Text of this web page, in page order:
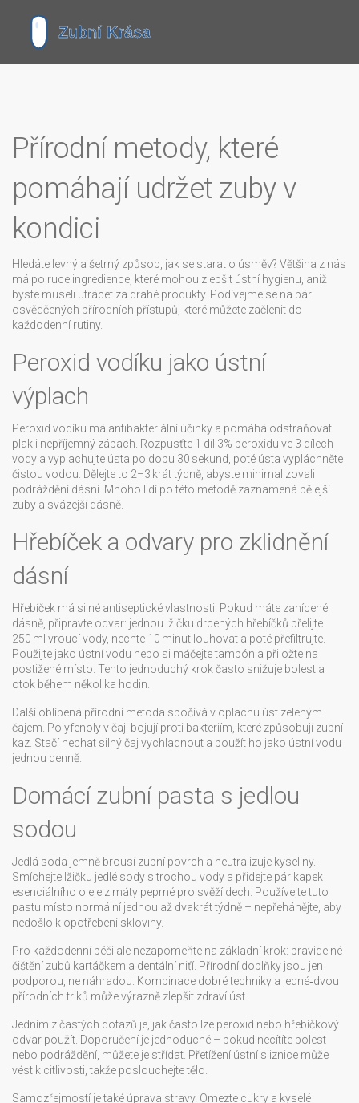
Přírodní metody, které
pomáhají udržet zuby v
kondici
Hledáte levný a šetrný způsob, jak se starat o úsměv? Většina z nás
má po ruce ingredience, které mohou zlepšit ústní hygienu, aniž
byste museli utrácet za drahé produkty. Podívejme se na pár
osvědčených přírodních přístupů, které můžete začlenit do
každodenní rutiny.
Peroxid vodíku jako ústní
výplach
Peroxid vodíku má antibakteriální účinky a pomáhá odstraňovat
plak i nepříjemný zápach. Rozpusťte 1 díl 3% peroxidu ve 3 dílech
vody a vyplachujte ústa po dobu 30 sekund, poté ústa vypláchněte
čistou vodou. Dělejte to 2–3 krát týdně, abyste minimalizovali
podráždění dásní. Mnoho lidí po této metodě zaznamená bělejší
zuby a svázejší dásně.
Hřebíček a odvary pro zklidnění
dásní
Hřebíček má silné antiseptické vlastnosti. Pokud máte zanícené
dásně, připravte odvar: jednou lžičku drcených hřebíčků přelijte
250 ml vroucí vody, nechte 10 minut louhovat a poté přefiltrujte.
Použijte jako ústní vodu nebo si máčejte tampón a přiložte na
postižené místo. Tento jednoduchý krok často snižuje bolest a
otok během několika hodin.
Další oblíbená přírodní metoda spočívá v oplachu úst zeleným
čajem. Polyfenoly v čaji bojují proti bakteriím, které způsobují zubní
kaz. Stačí nechat silný čaj vychladnout a použít ho jako ústní vodu
jednou denně.
Domácí zubní pasta s jedlou
sodou
Jedlá soda jemně brousí zubní povrch a neutralizuje kyseliny.
Smíchejte lžičku jedlé sody s trochou vody a přidejte pár kapek
esenciálního oleje z máty peprné pro svěží dech. Používejte tuto
pastu místo normální jednou až dvakrát týdně – nepřehánějte, aby
nedošlo k opotřebení skloviny.
Pro každodenní péči ale nezapomeňte na základní krok: pravidelné
čištění zubů kartáčkem a dentální niťí. Přírodní doplňky jsou jen
podporou, ne náhradou. Kombinace dobré techniky a jedné‑dvou
přírodních triků může výrazně zlepšit zdraví úst.
Jedním z častých dotazů je, jak často lze peroxid nebo hřebíčkový
odvar použít. Doporučení je jednoduché – pokud necítíte bolest
nebo podráždění, můžete je střídat. Přetížení ústní sliznice může
vést k citlivosti, takže poslouchejte tělo.
Samozřejmostí je také úprava stravy. Omezte cukry a kyselé